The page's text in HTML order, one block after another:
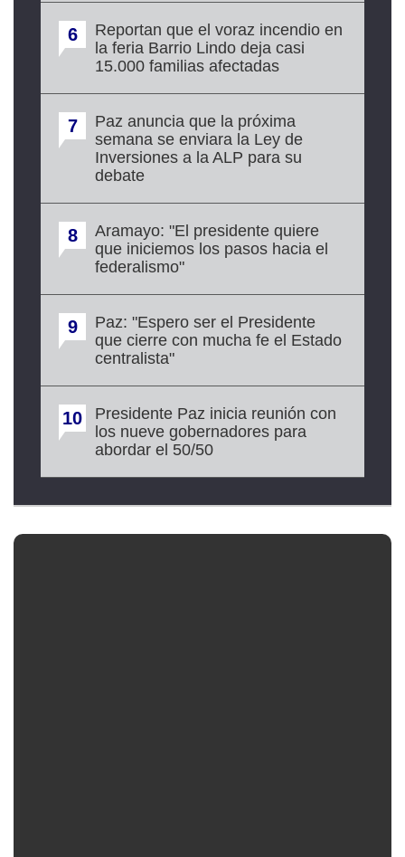
6
Reportan que el voraz incendio en
la feria Barrio Lindo deja casi
15.000 familias afectadas
7
Paz anuncia que la próxima
semana se enviara la Ley de
Inversiones a la ALP para su
debate
8
Aramayo: "El presidente quiere
que iniciemos los pasos hacia el
federalismo"
9
Paz: "Espero ser el Presidente
que cierre con mucha fe el Estado
centralista"
10
Presidente Paz inicia reunión con
los nueve gobernadores para
abordar el 50/50